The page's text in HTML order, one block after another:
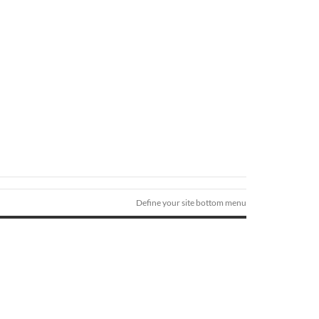
Define your site bottom menu